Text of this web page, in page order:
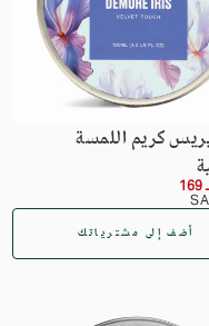
كريم اللمسة
أضف إلى مشترياتك